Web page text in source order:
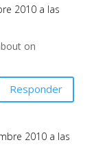
2010 a las
on
Responder
2010 a las